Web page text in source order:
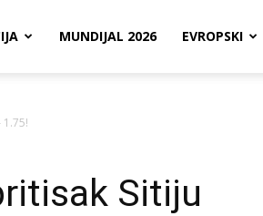
MUNDIJAL 2026 EVROPSKI
Sitiju